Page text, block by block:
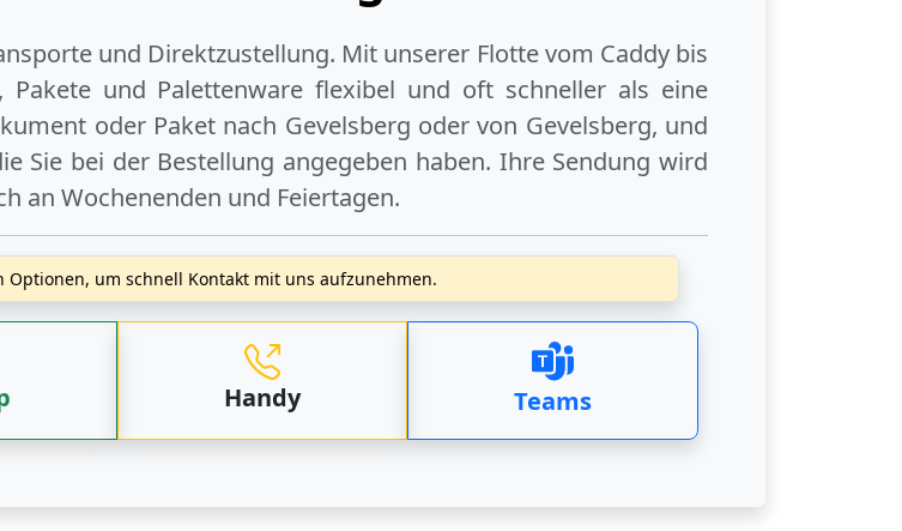
und Direktzustellung. Mit unserer Flotte vom Caddy bis
und Palettenware flexibel und oft schneller als eine
oder Paket nach Gevelsberg odervon Gevelsberg, und
Sie bei der Bestellung angegeben haben. Ihre Sendung wird
an Wochenenden und Feiertagen.
Optionen, um schnell Kontakt mit uns aufzunehmen.
Handy Teams